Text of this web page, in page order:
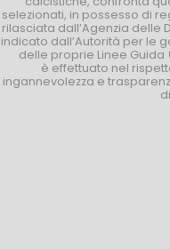
selezionati, in possesso di
rilasciata dall’Agenzia delle
indicato dall’Autorità per le
delle proprie Linee Guida
è effettuato nel
ingannevolezza e